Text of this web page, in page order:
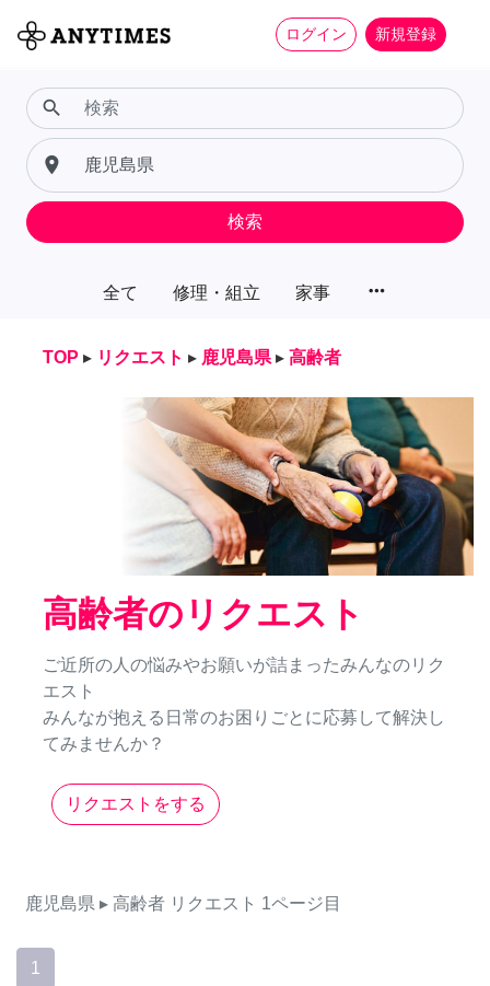
ログイン 新規登録
全て 修理・組立 家事 more_horiz
search
place
検索
TOP ▸ リクエスト ▸ 鹿児島県 ▸ 高齢者
高齢者のリクエスト
ご近所の人の悩みやお願いが詰まったみんなのリク
エスト
みんなが抱える日常のお困りごとに応募して解決し
てみませんか？
リクエストをする
鹿児島県 ▸ 高齢者 リクエスト 1ページ目
1